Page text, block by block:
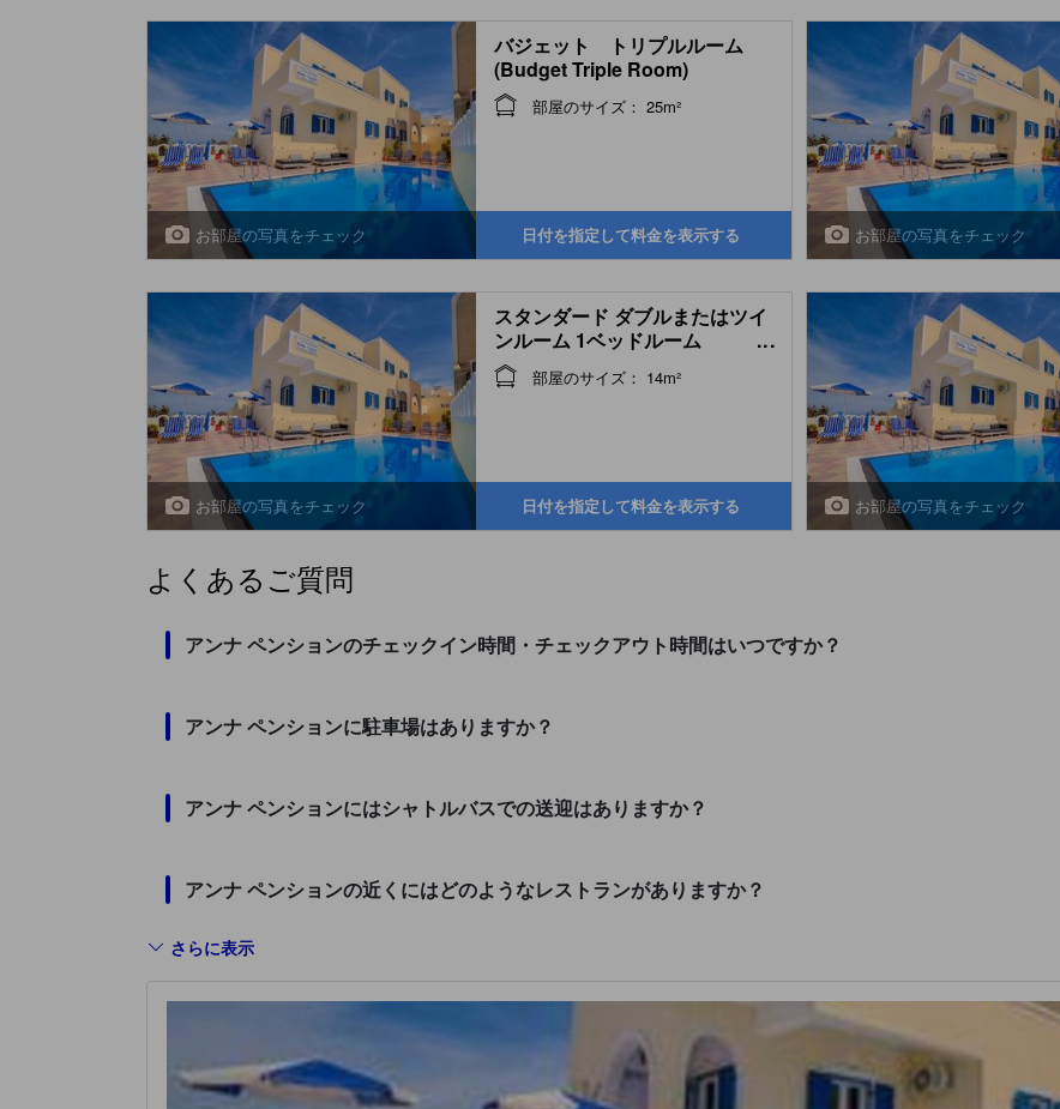
お部屋の写真をチェック
バジェット トリプルルーム
(Budget Triple Room)
部屋のサイズ： 25m²
日付を指定して料金を表示する お部屋の写真をチェック
お部屋の写真をチェック
スタンダード ダブルまたはツイ
ンルーム 1ベッドルーム
(Standard Double or Twin
Room, 1 Bedroom)
...
部屋のサイズ： 14m²
日付を指定して料金を表示する お部屋の写真をチェック
よくあるご質問
アンナ ペンションのチェックイン時間・チェックアウト時間はいつですか？
アンナ ペンションに駐車場はありますか？
アンナ ペンションにはシャトルバスでの送迎はありますか？
アンナ ペンションの近くにはどのようなレストランがありますか？
さらに表示